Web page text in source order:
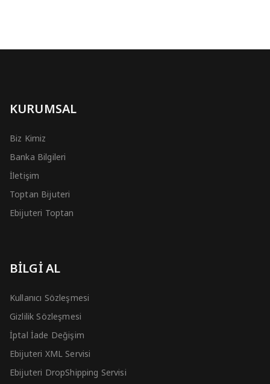
KURUMSAL
Biz Kimiz
Banka Bilgileri
İletişim
Toptan Bijuteri
Ebijuteri Toptan
BİLGİ AL
Kullanıcı Sözleşmesi
Gizlilik Sözleşmesi
İptal İade Değişim
Ebijuteri XML Servisi
Ebijuteri DropShipping Servisi